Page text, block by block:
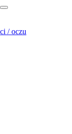
/ oczu